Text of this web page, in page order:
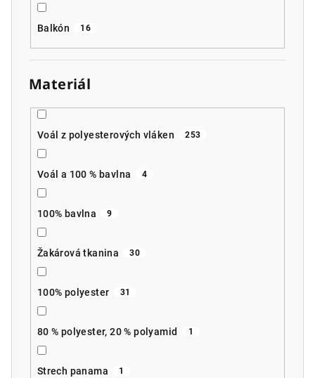
Balkón 16
Materiál
Voál z polyesterových vláken 253
Voál a 100 % bavlna 4
100% bavlna 9
Žakárová tkanina 30
100% polyester 31
80 % polyester, 20 % polyamid 1
Strech panama 1